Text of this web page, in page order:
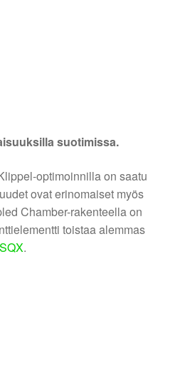
suotimissa.
optimoinnilla on saatu
ovat erinomaiset myös
Chamber-rakenteella on
toistaa alemmas
.